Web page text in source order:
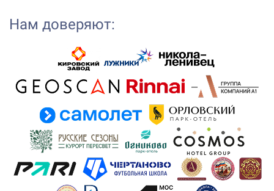
Нам доверяют: